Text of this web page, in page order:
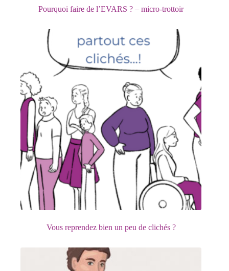
Pourquoi faire de l’EVARS ? – micro-trottoir
Vous reprendez bien un peu de clichés ?